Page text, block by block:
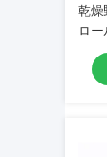
乾燥
ロ